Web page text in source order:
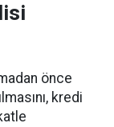
önce
kredi